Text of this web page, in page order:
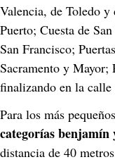
Valencia, de Toledo
Puerto; Cuesta de
San Francisco;
Sacramento y Mayor;
finalizando en la calle
Para los más
categorías benjamín
distancia de 40